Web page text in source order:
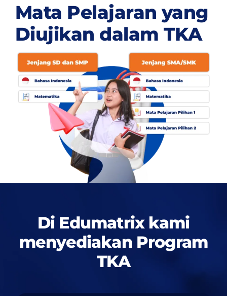
Mata Pelajaran yang
Diujikan dalam TKA
Di Edumatrix kami
menyediakan Program
TKA